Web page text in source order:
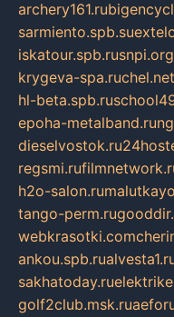
archery161.ru
sarmiento.spb.su
iskatour.spb.ru
krygeva-spa.ru
hl-beta.spb.ru
epoha-metalband.ru
dieselvostok.ru
regsmi.ru
h2o-salon.ru
tango-perm.ru
webkrasotki.com
ankou.spb.ru
sakhatoday.ru
golf2club.msk.ru